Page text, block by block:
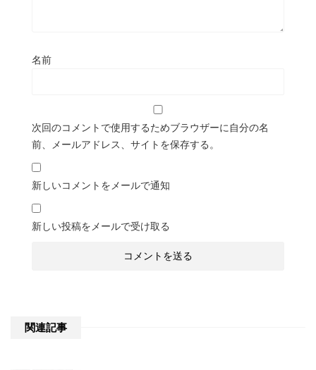
名前
次回のコメントで使用するためブラウザーに自分の名
前、メールアドレス、サイトを保存する。
新しいコメントをメールで通知
新しい投稿をメールで受け取る
関連記事